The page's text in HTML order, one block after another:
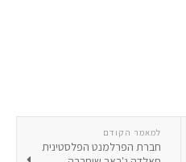
למאמר הקודם
חברת הפרלמנט הפלסטינית